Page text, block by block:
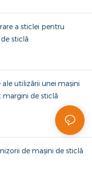
a sticlei pentru
sticlă
utilizării unei mașini
margini de sticlă
de mașini de sticlă